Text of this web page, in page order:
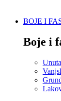
BOJE I
Boje i